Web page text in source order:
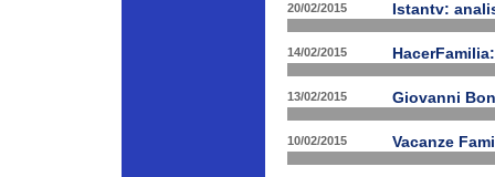
20/02/2015 Istantv:
14/02/2015
13/02/2015 Giovanni
10/02/2015 Vacanze